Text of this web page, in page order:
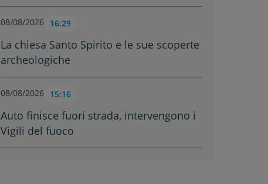
08/08/2026 16:29
La chiesa Santo Spirito e le sue scoperte
archeologiche
08/08/2026 15:16
Auto finisce fuori strada, intervengono i
Vigili del fuoco